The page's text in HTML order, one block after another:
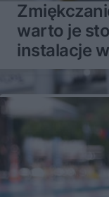
warto je
instalacje